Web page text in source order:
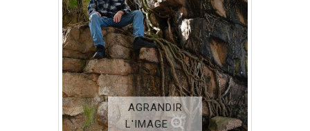
AGRANDIR
L'IMAGE